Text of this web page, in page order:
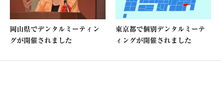
岡山県でデンタルミーティン
グが開催されました
東京都で個別デンタルミーテ
ィングが開催されました